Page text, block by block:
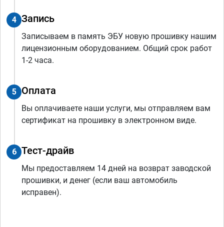
4 Запись
Записываем в память ЭБУ новую прошивку нашим
лицензионным оборудованием. Общий срок работ
1-2 часа.
5 Оплата
Вы оплачиваете наши услуги, мы отправляем вам
сертификат на прошивку в электронном виде.
6 Тест-драйв
Мы предоставляем 14 дней на возврат заводской
прошивки, и денег (если ваш автомобиль
исправен).